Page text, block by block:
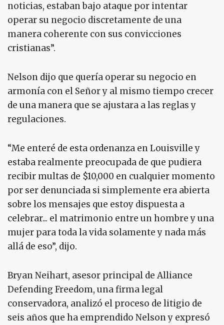
noticias, estaban bajo ataque por intentar
operar su negocio discretamente de una
manera coherente con sus convicciones
cristianas”.
Nelson dijo que quería operar su negocio en
armonía con el Señor y al mismo tiempo crecer
de una manera que se ajustara a las reglas y
regulaciones.
“Me enteré de esta ordenanza en Louisville y
estaba realmente preocupada de que pudiera
recibir multas de $10,000 en cualquier momento
por ser denunciada si simplemente era abierta
sobre los mensajes que estoy dispuesta a
celebrar... el matrimonio entre un hombre y una
mujer para toda la vida solamente y nada más
allá de eso”, dijo.
Bryan Neihart, asesor principal de Alliance
Defending Freedom, una firma legal
conservadora, analizó el proceso de litigio de
seis años que ha emprendido Nelson y expresó